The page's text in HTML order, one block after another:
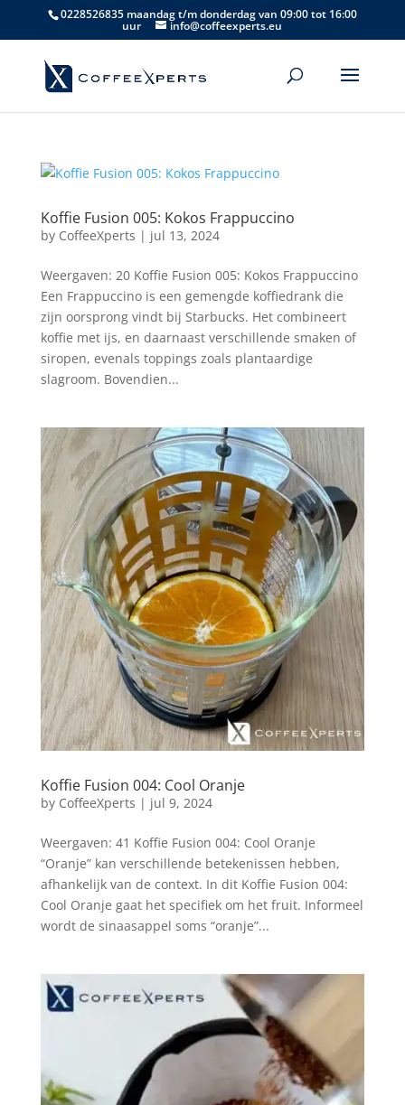
0228526835 maandag t/m donderdag van 09:00 tot 16:00
uur info@coffeexperts.eu
Koffie Fusion 005: Kokos Frappuccino
by CoffeeXperts | jul 13, 2024
Weergaven: 20 Koffie Fusion 005: Kokos Frappuccino
Een Frappuccino is een gemengde koffiedrank die
zijn oorsprong vindt bij Starbucks. Het combineert
koffie met ijs, en daarnaast verschillende smaken of
siropen, evenals toppings zoals plantaardige
slagroom. Bovendien...
Koffie Fusion 004: Cool Oranje
by CoffeeXperts | jul 9, 2024
Weergaven: 41 Koffie Fusion 004: Cool Oranje
“Oranje” kan verschillende betekenissen hebben,
afhankelijk van de context. In dit Koffie Fusion 004:
Cool Oranje gaat het specifiek om het fruit. Informeel
wordt de sinaasappel soms “oranje”...